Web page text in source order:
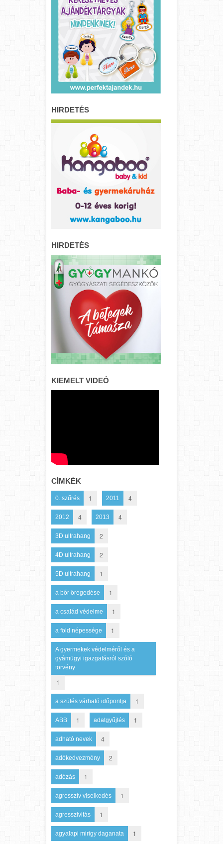
HIRDETÉS
HIRDETÉS
KIEMELT VIDEÓ
CÍMKÉK
0. szűrés 1 2011 4
2012 4 2013 4
3D ultrahang 2
4D ultrahang 2
5D ultrahang 1
a bőr öregedése 1
a család védelme 1
a föld népessége 1
A gyermekek védelméről és a
gyámügyi igazgatásról szóló
törvény
1
a szülés várható időpontja 1
ABB 1 adatgyűjtés 1
adható nevek 4
adókedvezmény 2
adózás 1
agresszív viselkedés 1
agresszivitás 1
agyalapi mirigy daganata 1